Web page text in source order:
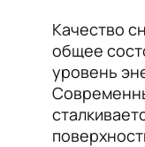
Качество
общее
уровень